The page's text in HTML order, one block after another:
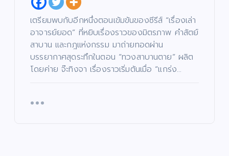
เตรียมพบกับอีกหนึ่งตอนเข้มข้นของซีรีส์ “เรื่องเล่า
อาจารย์ยอด” ที่หยิบเรื่องราวของมิตรภาพ คำสัตย์
สาบาน และกฎแห่งกรรม มาถ่ายทอดผ่าน
บรรยากาศสุดระทึกในตอน “ทวงสาบานตาย” ผลิต
โดยค่าย จ๊ะทิงจา เรื่องราวเริ่มต้นเมื่อ “แกร่ง…